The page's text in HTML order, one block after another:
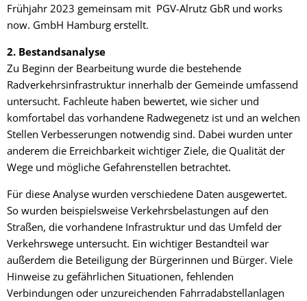
Frühjahr 2023 gemeinsam mit PGV-Alrutz GbR und works
now. GmbH Hamburg erstellt.
2. Bestandsanalyse
Zu Beginn der Bearbeitung wurde die bestehende
Radverkehrsinfrastruktur innerhalb der Gemeinde umfassend
untersucht. Fachleute haben bewertet, wie sicher und
komfortabel das vorhandene Radwegenetz ist und an welchen
Stellen Verbesserungen notwendig sind. Dabei wurden unter
anderem die Erreichbarkeit wichtiger Ziele, die Qualität der
Wege und mögliche Gefahrenstellen betrachtet.
Für diese Analyse wurden verschiedene Daten ausgewertet.
So wurden beispielsweise Verkehrsbelastungen auf den
Straßen, die vorhandene Infrastruktur und das Umfeld der
Verkehrswege untersucht. Ein wichtiger Bestandteil war
außerdem die Beteiligung der Bürgerinnen und Bürger. Viele
Hinweise zu gefährlichen Situationen, fehlenden
Verbindungen oder unzureichenden Fahrradabstellanlagen